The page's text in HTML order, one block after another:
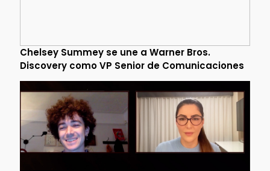
Chelsey Summey se une a Warner Bros.
Discovery como VP Senior de Comunicaciones